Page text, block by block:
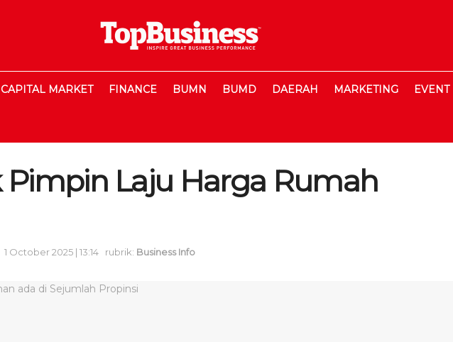
CAPITAL MARKET FINANCE BUMN BUMD DAERAH MARKETING EVENT
Pimpin Laju Harga Rumah
1 October 2025 | 13:14 rubrik: Business Info